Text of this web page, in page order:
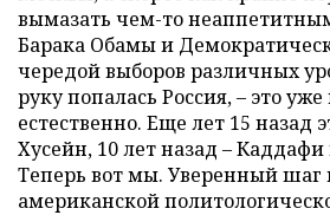
вымазать чем-то
Барака Обамы и
чередой выборов различных
руку попалась Россия, – это
естественно. Еще лет 15 назад
Хусейн, 10 лет назад –
Теперь вот мы. Уверенный шаг
американской